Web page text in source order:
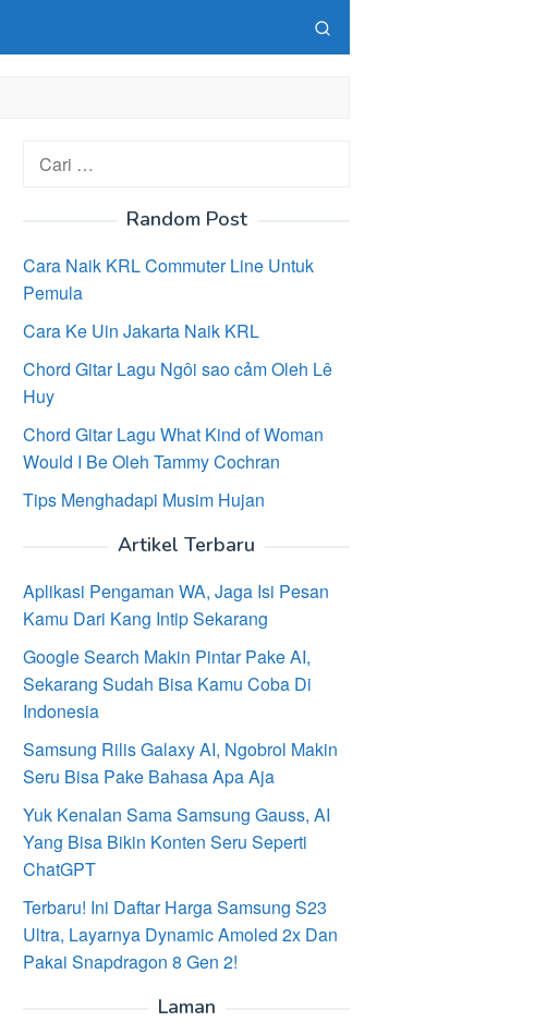
Cari
Random Post
Cara Naik KRL Commuter Line Untuk
Pemula
Cara Ke Uin Jakarta Naik KRL
Chord Gitar Lagu Ngôi sao cảm Oleh Lê
Huy
Chord Gitar Lagu What Kind of Woman
Would I Be Oleh Tammy Cochran
Tips Menghadapi Musim Hujan
Artikel Terbaru
Aplikasi Pengaman WA, Jaga Isi Pesan
Kamu Dari Kang Intip Sekarang
Google Search Makin Pintar Pake AI,
Sekarang Sudah Bisa Kamu Coba Di
Indonesia
Samsung Rilis Galaxy AI, Ngobrol Makin
Seru Bisa Pake Bahasa Apa Aja
Yuk Kenalan Sama Samsung Gauss, AI
Yang Bisa Bikin Konten Seru Seperti
ChatGPT
Terbaru! Ini Daftar Harga Samsung S23
Ultra, Layarnya Dynamic Amoled 2x Dan
Pakai Snapdragon 8 Gen 2!
Laman